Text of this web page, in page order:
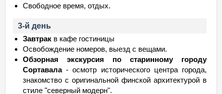
Свободное время, отдых.
3-й день
Завтрак в кафе гостиницы
Освобождение номеров, выезд с вещами.
Обзорная экскурсия по старинному городу
Сортавала- осмотр исторического центра города,
знакомство с оригинальной финской архитектурой в
стиле "северный модерн".